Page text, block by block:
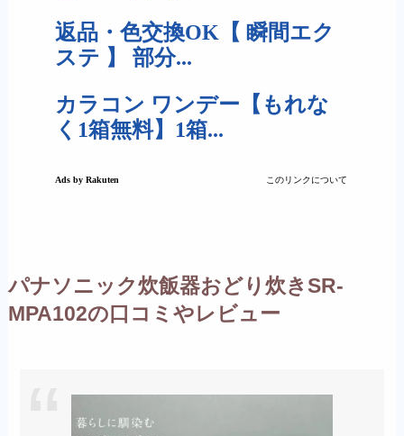
パナソニック炊飯器おどり炊きSR-
MPA102の口コミやレビュー